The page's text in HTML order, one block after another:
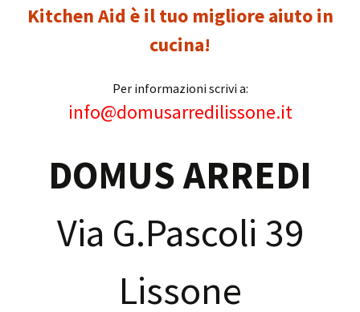
Kitchen Aid è il tuo migliore aiuto in
cucina!
Per informazioni scrivi a:
info@domusarredilissone.it
DOMUS ARREDI
Via G.Pascoli 39
Lissone